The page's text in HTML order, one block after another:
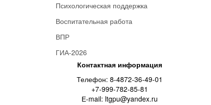
Психологическая поддержка
Воспитательная работа
ВПР
ГИА-2026
Контактная информация
Телефон: 8-4872-36-49-01
+7-999-782-85-81
Е-mail: ltgpu@yandex.ru